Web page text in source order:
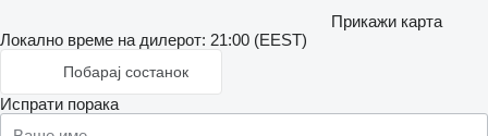
Прикажи карта
Локално време на дилерот: 21:00 (EEST)
Побарај состанок
Испрати порака